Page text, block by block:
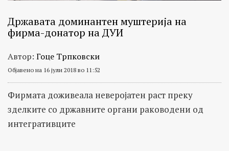
Државата доминантен муштерија на
фирма-донатор на ДУИ
Автор: Гоце Трпковски
Објавено на 16 јули 2018 во 11:52
Фирмата доживеала неверојатен раст преку
зделките со државните органи раководени од
интегративците